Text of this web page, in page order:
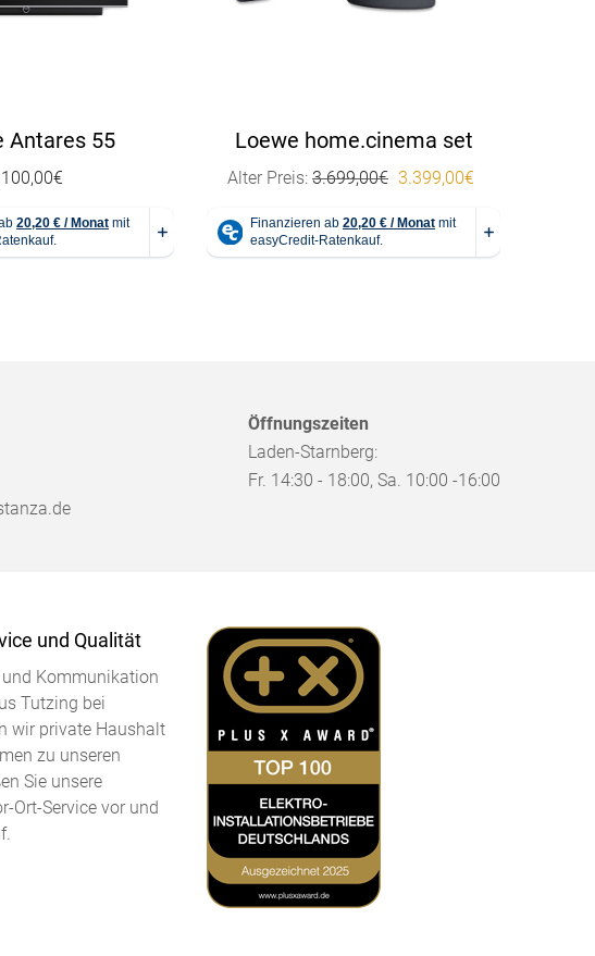
Antares 55
€
Loewe home.cinema set
Alter Preis: 3.699,00€ Ursprünglicher Preis war:
3.399,00€
Öffnungszeiten
Laden-Starnberg:
Fr. 14:30 - 18:00, Sa. 10:00 -16:00
und Qualität
Kommunikation
Tutzing bei
wir private Haushalt
zu unseren
Sie unsere
Ort-Service vor und